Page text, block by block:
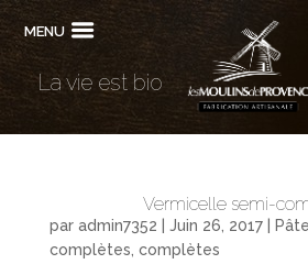
MENU
La vie est bio
Vermicelle semi-
par admin7352 Juin 26, 2017|
complètes, complètes